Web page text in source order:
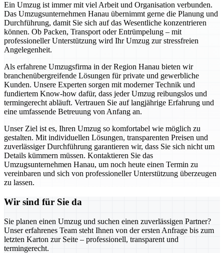
Ein Umzug ist immer mit viel Arbeit und Organisation verbunden.
Das Umzugsunternehmen Hanau übernimmt gerne die Planung und
Durchführung, damit Sie sich auf das Wesentliche konzentrieren
können. Ob Packen, Transport oder Entrümpelung – mit
professioneller Unterstützung wird Ihr Umzug zur stressfreien
Angelegenheit.
Als erfahrene Umzugsfirma in der Region Hanau bieten wir
branchenübergreifende Lösungen für private und gewerbliche
Kunden. Unsere Experten sorgen mit moderner Technik und
fundiertem Know-how dafür, dass jeder Umzug reibungslos und
termingerecht abläuft. Vertrauen Sie auf langjährige Erfahrung und
eine umfassende Betreuung von Anfang an.
Unser Ziel ist es, Ihren Umzug so komfortabel wie möglich zu
gestalten. Mit individuellen Lösungen, transparenten Preisen und
zuverlässiger Durchführung garantieren wir, dass Sie sich nicht um
Details kümmern müssen. Kontaktieren Sie das
Umzugsunternehmen Hanau, um noch heute einen Termin zu
vereinbaren und sich von professioneller Unterstützung überzeugen
zu lassen.
Wir sind für Sie da
Sie planen einen Umzug und suchen einen zuverlässigen Partner?
Unser erfahrenes Team steht Ihnen von der ersten Anfrage bis zum
letzten Karton zur Seite – professionell, transparent und
termingerecht.